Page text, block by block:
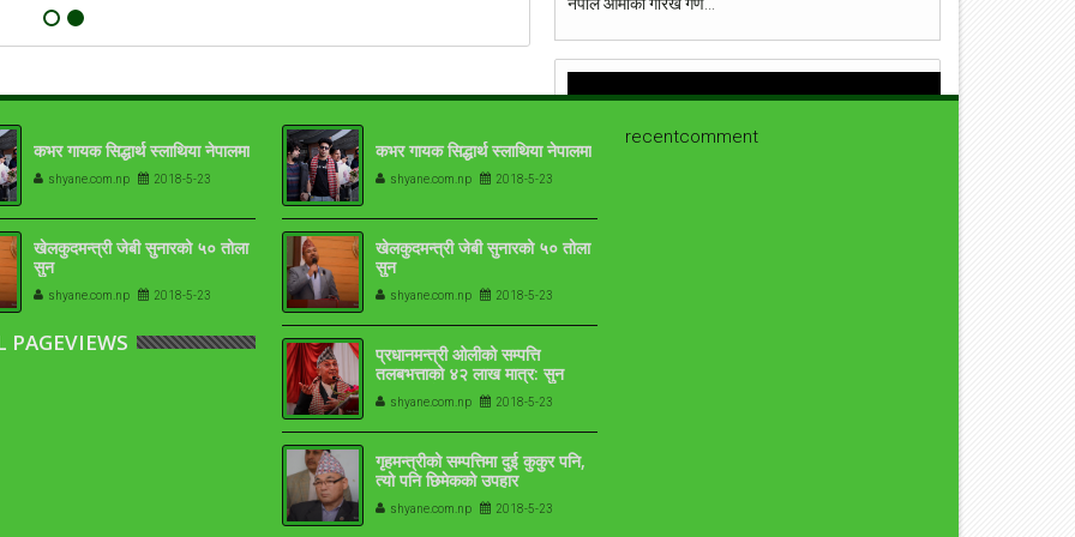
कभर गायक सिद्धार्थ स्लाथिया नेपालमा
shyane.com.np 2018-5-23
खेलकुदमन्त्री जेबी सुनारको ५० तोला
सुन
shyane.com.np 2018-5-23
PAGEVIEWS
कभर गायक सिद्धार्थ स्लाथिया नेपालमा
shyane.com.np 2018-5-23
खेलकुदमन्त्री जेबी सुनारको ५० तोला
सुन
shyane.com.np 2018-5-23
प्रधानमन्त्री ओलीको सम्पत्ति
तलबभत्ताको ४२ लाख मात्र: सुन
१७-१८ तोला
shyane.com.np 2018-5-23
गृहमन्त्रीको सम्पत्तिमा दुई कुकुर पनि,
त्यो पनि छिमेकको उपहार
shyane.com.np 2018-5-23
recentcomment